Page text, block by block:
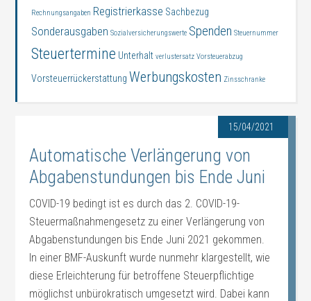
15/04/2021
Automatische Verlängerung von
Abgabenstundungen bis Ende Juni
COVID-19 bedingt ist es durch das 2. COVID-19-
Steuermaßnahmengesetz zu einer Verlängerung von
Abgabenstundungen bis Ende Juni 2021 gekommen.
In einer BMF-Auskunft wurde nunmehr klargestellt, wie
diese Erleichterung für betroffene Steuerpflichtige
möglichst unbürokratisch umgesetzt wird. Dabei kann
Rechnungsangaben Registrierkasse Sachbezug
Sonderausgaben Sozialversicherungswerte Spenden Steuernummer
Steuertermine Unterhalt verlustersatz Vorsteuerabzug
Vorsteuerrückerstattung Werbungskosten Zinsschranke